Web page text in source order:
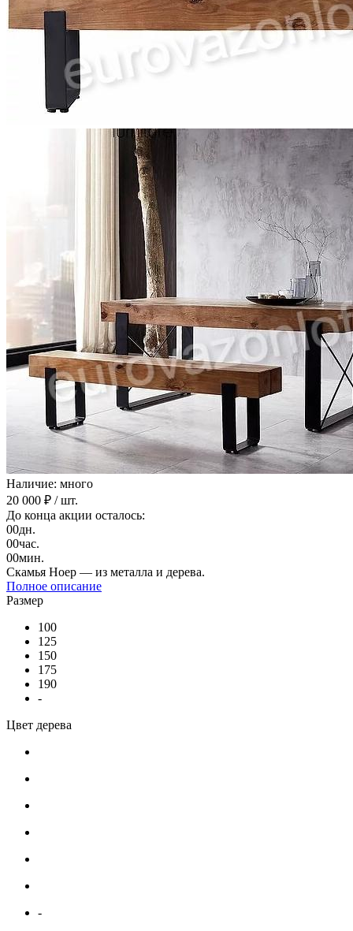
Наличие: много
20 000 ₽ / шт.
До конца акции осталось:
00дн.
00час.
00мин.
Скамья Ноер — из металла и дерева.
Полное описание
Размер
100
125
150
175
190
-
Цвет дерева
-